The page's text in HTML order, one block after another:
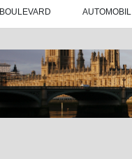
BOULEVARD AUTOMOBIL